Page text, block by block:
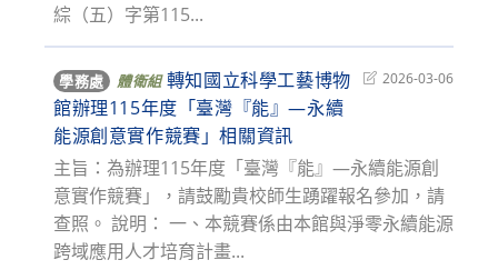
綜（五）字第115...
學務處 體衛組 轉知國立科學工藝博物
館辦理115年度「臺灣『能』―永續
能源創意實作競賽」相關資訊
Post2026-03-06
主旨：為辦理115年度「臺灣『能』―永續能源創
意實作競賽」，請鼓勵貴校師生踴躍報名參加，請
查照。 說明： 一、本競賽係由本館與淨零永續能源
跨域應用人才培育計畫...